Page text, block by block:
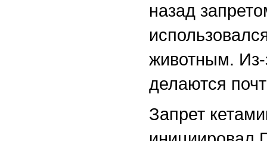
назад
животным. Из-
делаются
Запрет